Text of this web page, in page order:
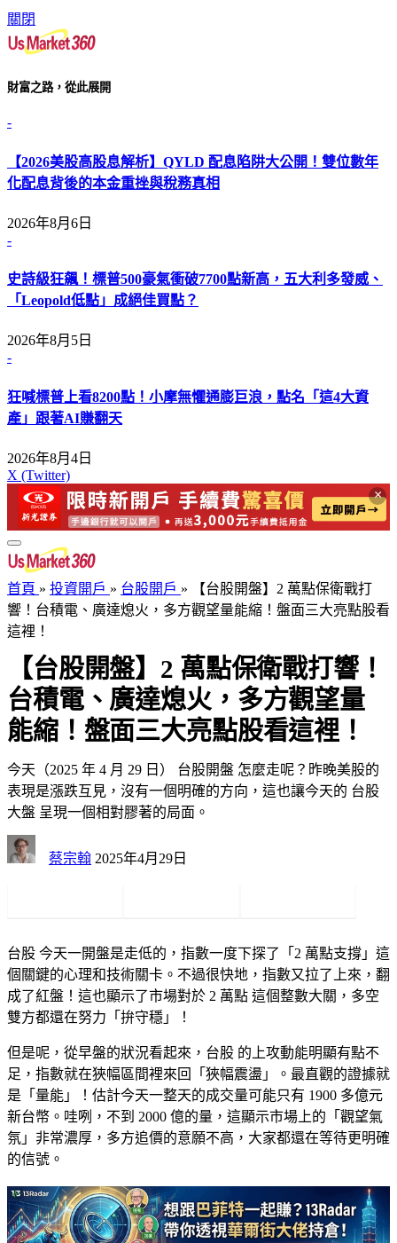
關閉
財富之路，從此展開
-
【2026美股高股息解析】QYLD 配息陷阱大公開！雙位數年
化配息背後的本金重挫與稅務真相
2026年8月6日
-
史詩級狂飆！標普500豪氣衝破7700點新高，五大利多發威、
「Leopold低點」成絕佳買點？
2026年8月5日
-
狂喊標普上看8200點！小摩無懼通膨巨浪，點名「這4大資
產」跟著AI賺翻天
2026年8月4日
X (Twitter)
×
首頁 » 投資開戶 » 台股開戶 »
【台股開盤】2 萬點保衛戰打
響！台積電、廣達熄火，多方觀望量能縮！盤面三大亮點股看
這裡！
【台股開盤】2 萬點保衛戰打響！
台積電、廣達熄火，多方觀望量
能縮！盤面三大亮點股看這裡！
今天（2025 年 4 月 29 日） 台股開盤 怎麼走呢？昨晚美股的
表現是漲跌互見，沒有一個明確的方向，這也讓今天的 台股
大盤 呈現一個相對膠著的局面。
蔡宗翰 2025年4月29日
台股 今天一開盤是走低的，指數一度下探了「2 萬點支撐」這
個關鍵的心理和技術關卡。不過很快地，指數又拉了上來，翻
成了紅盤！這也顯示了市場對於 2 萬點 這個整數大關，多空
雙方都還在努力「拚守穩」！
但是呢，從早盤的狀況看起來，台股 的上攻動能明顯有點不
足，指數就在狹幅區間裡來回「狹幅震盪」。最直觀的證據就
是「量能」！估計今天一整天的成交量可能只有 1900 多億元
新台幣。哇咧，不到 2000 億的量，這顯示市場上的「觀望氣
氛」非常濃厚，多方追價的意願不高，大家都還在等待更明確
的信號。